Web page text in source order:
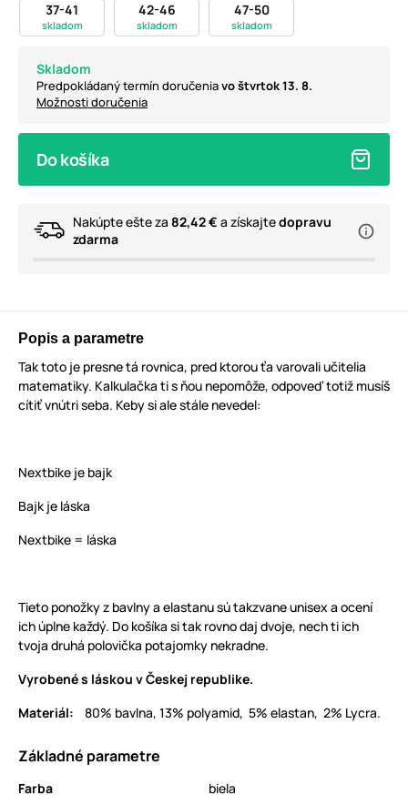
37-41
skladom
42-46
skladom
47-50
skladom
Skladom
Predpokládaný termín doručeniavo štvrtok 13. 8.
Možnosti doručenia
Do košíka
Nakúpte ešte za 82,42 € a získajtedopravu
zdarma
Popis a parametre
Tak toto je presne tá rovnica, pred ktorou ťa varovali učitelia
matematiky. Kalkulačka ti s ňou nepomôže, odpoveď totiž musíš
cítiť vnútri seba. Keby si ale stále nevedel:
Nextbike je bajk
Bajk je láska
Nextbike = láska
Tieto ponožky z bavlny a elastanu sú takzvane unisex a ocení
ich úplne každý. Do košíka si tak rovno daj dvoje, nech ti ich
tvoja druhá polovička potajomky nekradne.
Vyrobené s láskou v Českej republike.
Materiál: 80% bavlna, 13% polyamid, 5% elastan, 2% Lycra.
Základné parametre
Farba biela